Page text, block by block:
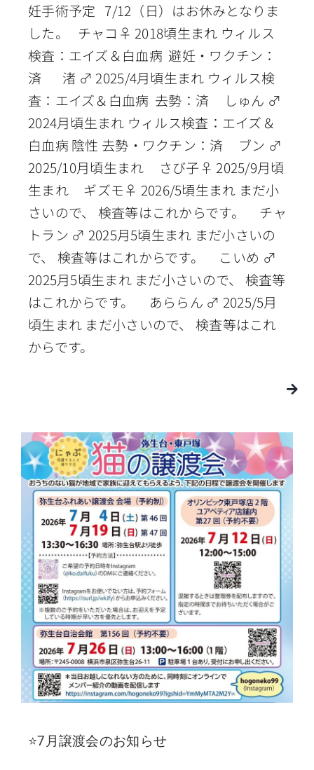
妊手術予定 7/12（日）はお休みとなりま
した。 チャコ♀ 2018頃生まれ ウィルス
検査：エイズ＆白血病 避妊・ワクチン：
済 渚 ♂ 2025/4月頃生まれ ウィルス検
査：エイズ＆白血病 去勢：済 しゅん ♂
2024月頃生まれ ウィルス検査：エイズ＆
白血病 陰性 去勢・ワクチン：済 ブン ♂
2025/10月頃生まれ さび子♀ 2025/9月頃
生まれ ギズモ♀ 2026/5頃生まれ まだ小
さいので、 検査等はこれからです。 チャ
トラン ♂ 2025月5頃生まれ まだ小さいの
で、 検査等はこれからです。 こいめ ♂
2025月5頃生まれ まだ小さいので、 検査等
はこれからです。 あららん ♂ 2025/5月
頃生まれ まだ小さいので、 検査等はこれ
からです。
⭐7月譲渡会のお知らせ